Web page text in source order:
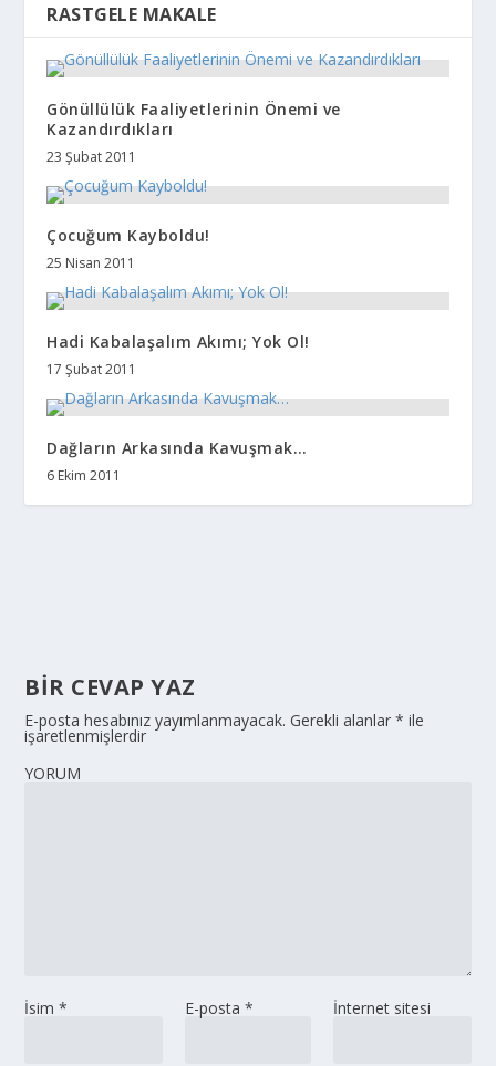
RASTGELE MAKALE
Gönüllülük Faaliyetlerinin Önemi ve
Kazandırdıkları
23 Şubat 2011
Çocuğum Kayboldu!
25 Nisan 2011
Hadi Kabalaşalım Akımı; Yok Ol!
17 Şubat 2011
Dağların Arkasında Kavuşmak…
6 Ekim 2011
BIR CEVAP YAZ
E-posta hesabınız yayımlanmayacak. Gerekli alanlar* ile
işaretlenmişlerdir
YORUM
İsim* E-posta * İnternet sitesi